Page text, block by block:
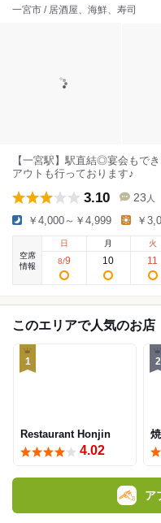
一宮市 / 居酒屋、海鮮、寿司
【一宮駅】駅直結◎宴会もで
アウトも行っております♪
3.10 23 人
￥4,000～￥4,999 ￥
空席
情報
日
8/9
月
10
火
11
このエリアで人気のお店
1
Restaurant Honjin
4.02
2
ア